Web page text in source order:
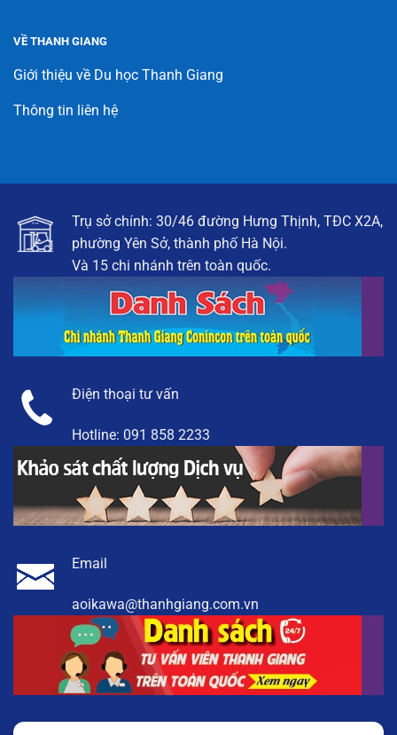
VỀ THANH GIANG
Giới thiệu về Du học Thanh Giang
Thông tin liên hệ
Trụ sở chính: 30/46 đường Hưng Thịnh, TĐC X2A,
phường Yên Sở, thành phố Hà Nội.
Và 15 chi nhánh trên toàn quốc.
Điện thoại tư vấn
Hotline: 091 858 2233
Email
aoikawa@thanhgiang.com.vn